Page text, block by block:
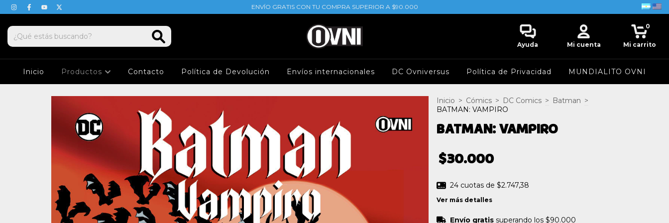
ENVÍO GRATIS CON TU COMPRA SUPERIOR A $90.000
Ayuda Mi cuenta Mi carrito
0
Inicio Productos Contacto Política de Devolución Envíos internacionales DC Ovniversus Política de Privacidad MUNDIALITO OVNI
Inicio > Cómics > DC Comics > Batman >
BATMAN: VAMPIRO
BATMAN: VAMPIRO
$30.000
24 cuotas de $2.747,38
Ver más detalles
Envío gratis superando los $90.000